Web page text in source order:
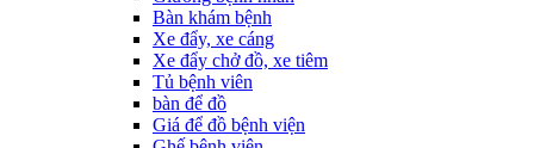
Bàn khám bệnh
Xe đẩy, xe cáng
Xe đẩy chở đồ, xe tiêm
Tủ bệnh viên
bàn để đồ
Giá để đồ bệnh viện